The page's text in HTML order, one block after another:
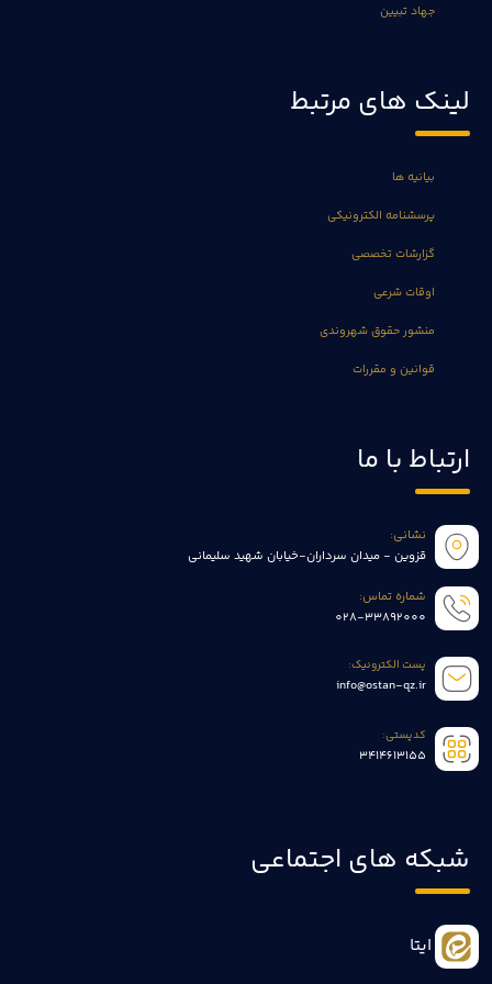
جهاد تبیین
لینک های مرتبط
بیانیه ها
پرسشنامه الکترونیکی
گزارشات تخصصی
اوقات شرعی
منشور حقوق شهروندی
قوانین و مقررات
ارتباط با ما
نشانی:
قزوین - میدان سرداران-خیابان شهید سلیمانی
شماره تماس:
028-33892000
پست الکترونیک:
info@ostan-qz.ir
کدپستی:
3414613155
شبکه های اجتماعی
ایتا